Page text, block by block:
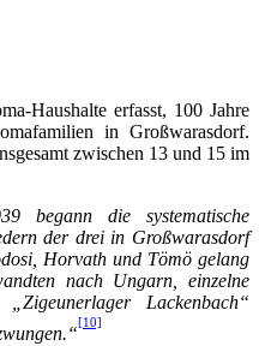
Haushalte erfasst, 100 Jahre
in Großwarasdorf.
zwischen 13 und 15 im
begann die systematische
der drei in Großwarasdorf
Horvath und Tömö gelang
nach Ungarn, einzelne
Lackenbach“
[10]